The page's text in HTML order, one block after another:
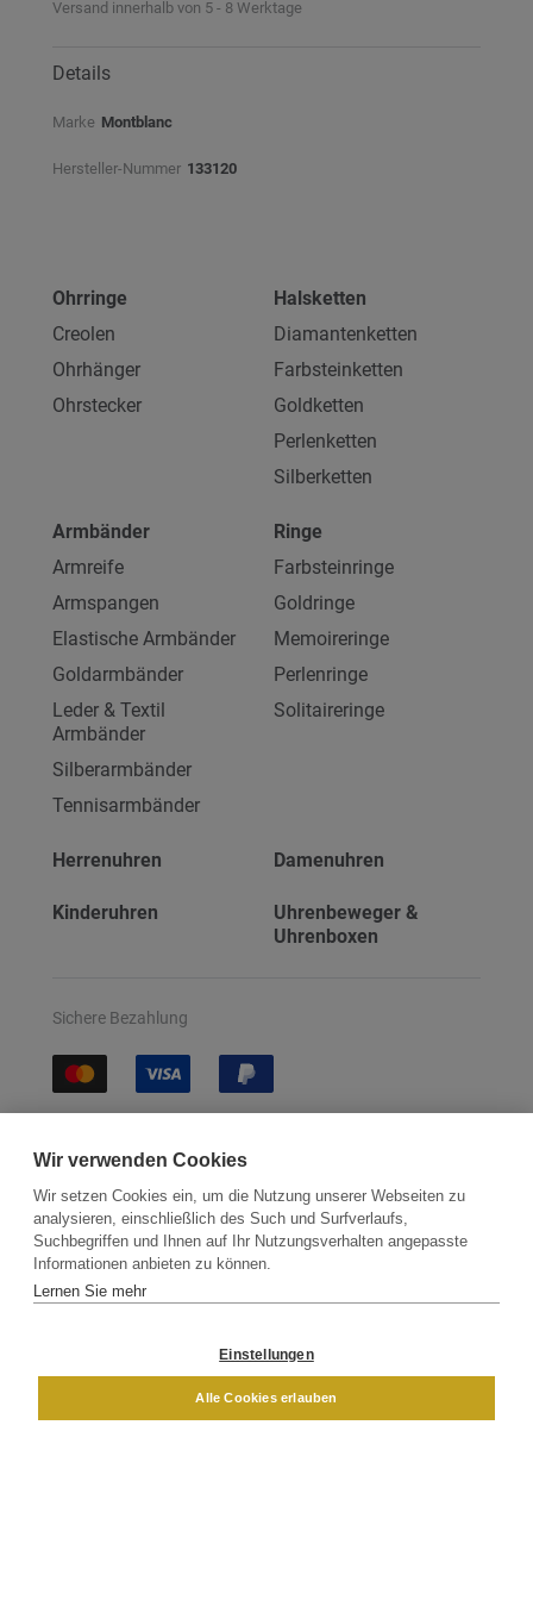
Versand innerhalb von 5 - 8 Werktage
Details
Marke Montblanc
Hersteller-Nummer 133120
Ohrringe
Creolen
Ohrhänger
Ohrstecker
Halsketten
Diamantenketten
Farbsteinketten
Goldketten
Perlenketten
Silberketten
Armbänder
Armreife
Armspangen
Elastische Armbänder
Goldarmbänder
Leder & Textil
Armbänder
Silberarmbänder
Tennisarmbänder
Ringe
Farbsteinringe
Goldringe
Memoireringe
Perlenringe
Solitaireringe
Herrenuhren Damenuhren
Kinderuhren
Uhrenbeweger &
Uhrenboxen
Sichere Bezahlung
Kontakt Newsletter Partner
Versand
DAMEN
Wir verwenden Cookies
Wir setzen Cookies ein, um die Nutzung unserer Webseiten zu
analysieren, einschließlich des Such und Surfverlaufs,
Suchbegriffen und Ihnen auf Ihr Nutzungsverhalten angepasste
Informationen anbieten zu können.
Lernen Sie mehr
Einstellungen
Alle Cookies erlauben